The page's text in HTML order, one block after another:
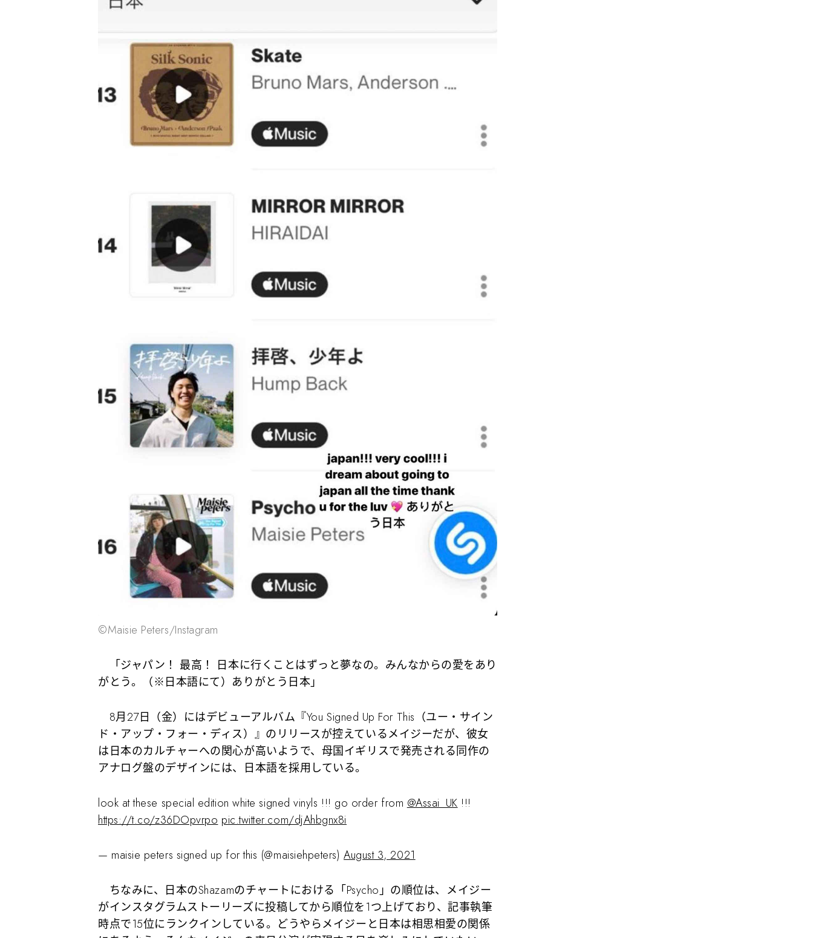
©️Maisie Peters/Instagram
「ジャパン！ 最高！ 日本に行くことはずっと夢なの。みんなからの愛をあり
がとう。（※日本語にて）ありがとう日本」
8月27日（金）にはデビューアルバム『You Signed Up For This（ユー・サイン
ド・アップ・フォー・ディス）』のリリースが控えているメイジーだが、彼女
は日本のカルチャーへの関心が高いようで、母国イギリスで発売される同作の
アナログ盤のデザインには、日本語を採用している。
look at these special edition white signed vinyls !!! go order from@Assai_UK!!!
https://t.co/z36DOpvrpo pic.twitter.com/djAhbgnx8i
— maisie peters signed up for this (@maisiehpeters)August 3, 2021
ちなみに、日本のShazamのチャートにおける「Psycho」の順位は、メイジー
がインスタグラムストーリーズに投稿してから順位を1つ上げており、記事執筆
時点で15位にランクインしている。どうやらメイジーと日本は相思相愛の関係